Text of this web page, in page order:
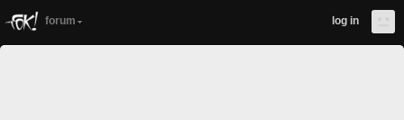
forum log in